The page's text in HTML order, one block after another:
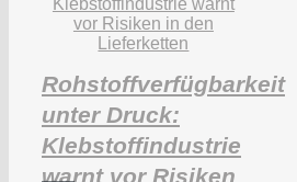
Rohstoffverfügbarkeit
unter Druck:
Klebstoffindustrie
warnt vor Risiken